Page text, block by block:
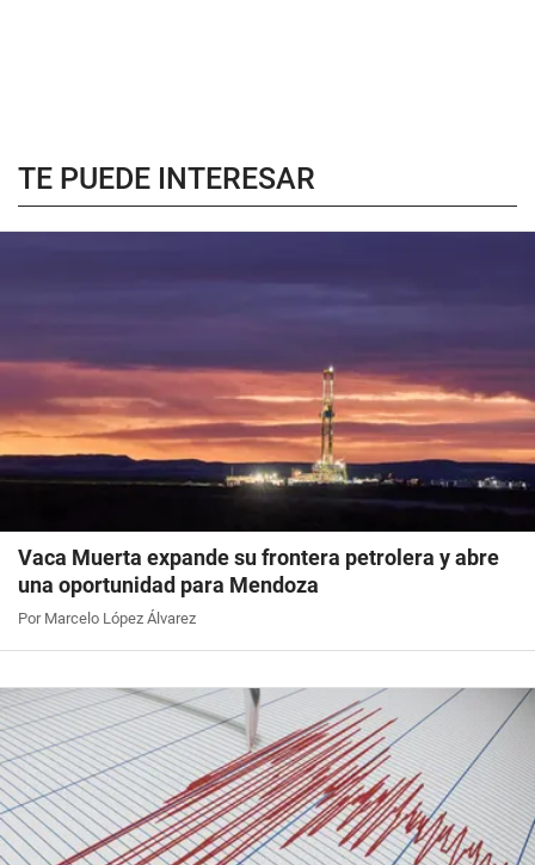
TE PUEDE INTERESAR
Vaca Muerta expande su frontera petrolera y abre
una oportunidad para Mendoza
Por Marcelo López Álvarez